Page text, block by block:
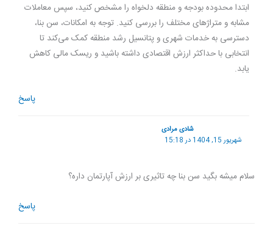
ابتدا محدوده بودجه و منطقه دلخواه را مشخص کنید، سپس معاملات
مشابه و متراژهای مختلف را بررسی کنید. توجه به امکانات، سن بنا،
دسترسی به خدمات شهری و پتانسیل رشد منطقه کمک می‌کند تا
انتخابی با حداکثر ارزش اقتصادی داشته باشید و ریسک مالی کاهش
یابد.
پاسخ
شادی مرادی
شهریور 15, 1404 در 15:18
سلام میشه بگید سن بنا چه تاثیری بر ارزش آپارتمان داره؟
پاسخ